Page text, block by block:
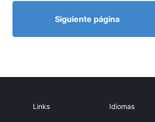
Siguiente página
Links Idiomas